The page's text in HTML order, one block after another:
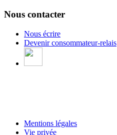
Nous contacter
Nous écrire
Devenir consommateur-relais
Mentions légales
Vie privée